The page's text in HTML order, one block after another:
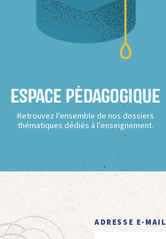
Espace Pédagogique
Retrouvez l’ensemble de nos dossiers
thématiques dédiés à l’enseignement.
ADRESSE E-MAIL